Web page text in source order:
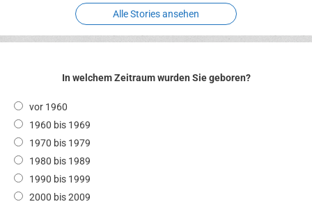
Alle Stories ansehen
In welchem Zeitraum wurden Sie geboren?
vor 1960
1960 bis 1969
1970 bis 1979
1980 bis 1989
1990 bis 1999
2000 bis 2009